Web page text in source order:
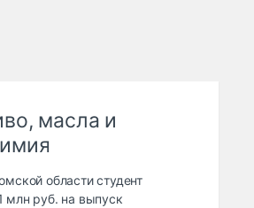
масла и
области студент
млн руб. на выпуск